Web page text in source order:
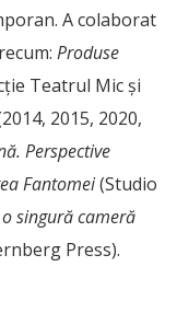
A colaborat
Produse
Teatrul Mic și
2015, 2020,
Perspective
Fantomei(Studio
singură cameră
Press).